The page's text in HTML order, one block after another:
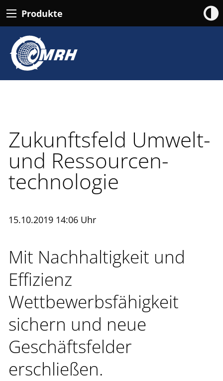
Produkte
Zukunftsfeld Umwelt-
und Ressourcen­
technologie
15.10.2019 14:06 Uhr
Mit Nachhaltigkeit und
Effizienz
Wettbewerbsfähigkeit
sichern und neue
Geschäftsfelder
erschließen.